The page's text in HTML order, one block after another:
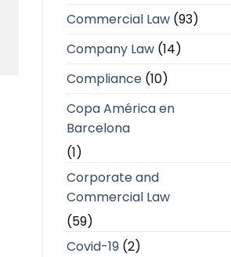
Commercial Law(93)
Company Law(14)
Compliance(10)
Copa América en
Barcelona
(1)
Corporate and
Commercial Law
(59)
Covid-19(2)